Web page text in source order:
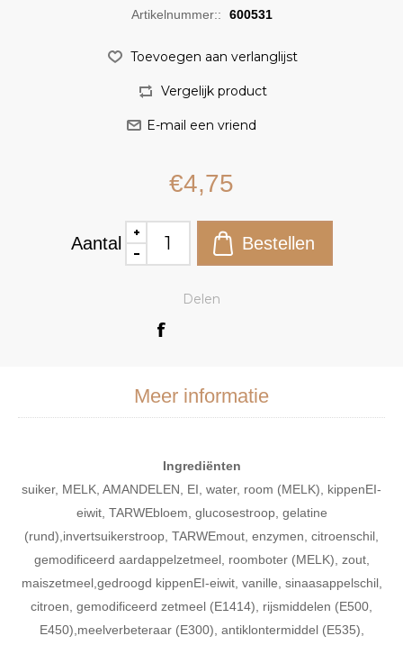
Artikelnummer:: 600531
€4,75
Aantal
Delen
Meer informatie
Ingrediënten
suiker, MELK, AMANDELEN, EI, water, room (MELK), kippenEI-
eiwit, TARWEbloem, glucosestroop, gelatine
(rund),invertsuikerstroop, TARWEmout, enzymen, citroenschil,
gemodificeerd aardappelzetmeel, roomboter (MELK), zout,
maiszetmeel,gedroogd kippenEI-eiwit, vanille, sinaasappelschil,
citroen, gemodificeerd zetmeel (E1414), rijsmiddelen (E500,
E450),meelverbeteraar (E300), antiklontermiddel (E535),